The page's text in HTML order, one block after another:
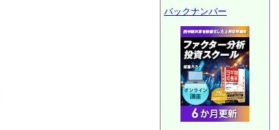
バックナンバー